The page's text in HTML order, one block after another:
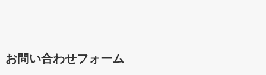
お問い合わせフォーム